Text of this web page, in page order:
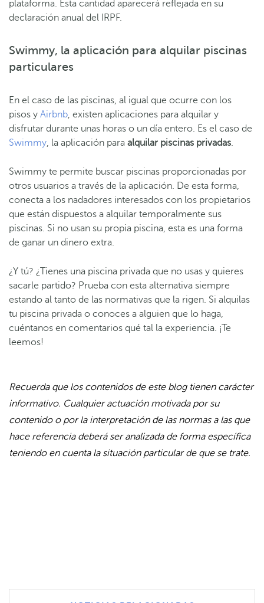
plataforma. Esta cantidad aparecerá reflejada en su
declaración anual del IRPF.
Swimmy, la aplicación para alquilar piscinas
particulares
En el caso de las piscinas, al igual que ocurre con los
pisos y Airbnb, existen aplicaciones para alquilar y
disfrutar durante unas horas o un día entero. Es el caso de
Swimmy, la aplicación para alquilar piscinas privadas.
Swimmy te permite buscar piscinas proporcionadas por
otros usuarios a través de la aplicación. De esta forma,
conecta a los nadadores interesados ​​con los propietarios
que están dispuestos a alquilar temporalmente sus
piscinas. Si no usan su propia piscina, esta es una forma
de ganar un dinero extra.
¿Y tú? ¿Tienes una piscina privada que no usas y quieres
sacarle partido? Prueba con esta alternativa siempre
estando al tanto de las normativas que la rigen. Si alquilas
tu piscina privada o conoces a alguien que lo haga,
cuéntanos en comentarios qué tal la experiencia. ¡Te
leemos!
Recuerda que los contenidos de este blog tienen carácter
informativo. Cualquier actuación motivada por su
contenido o por la interpretación de las normas a las que
hace referencia deberá ser analizada de forma específica
teniendo en cuenta la situación particular de que se trate.